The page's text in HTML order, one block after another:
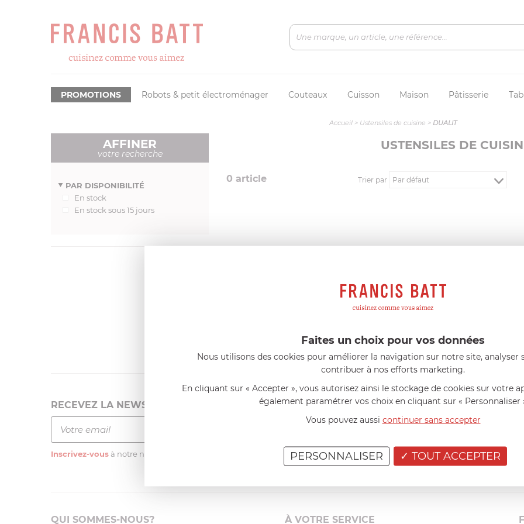
Robots & petit électroménager Couteaux Cuisson Maison Pâtisserie
PROMOTIONS
Accueil > Ustensiles de cuisine > DUALIT
AFFINER
votre recherche
PAR DISPONIBILITÉ
En stock
En stock sous 15 jours
USTENSILES DE
0 article Trier par
le 23/06/2026 à 12:04
Casserole mini 9 cm Castelpro 5 ply poignée
l'élaboration des sauces et vient complé...»
Florence 63 ans
Couteau complet avec lame, joint
pour le robot cuiseur Cook Expert
fait. La livraison a été très rapide. ...»
RECEVEZ LA NEWSLETTER
Inscrivez-vous à notre newsletter
QUI SOMMES-NOUS? À VOTRE SERVICE
Faites un choix pour vos données
Nous utilisons des cookies pour améliorer la navigation sur notre site, analyser
contribuer à nos efforts marketing.
En cliquant sur « Accepter », vous autorisez ainsi le stockage de cookies sur votre
également paramétrer vos choix en cliquant sur « Personnaliser
Vous pouvez aussi continuer sans accepter
TOUT ACCEPTER
PERSONNALISER